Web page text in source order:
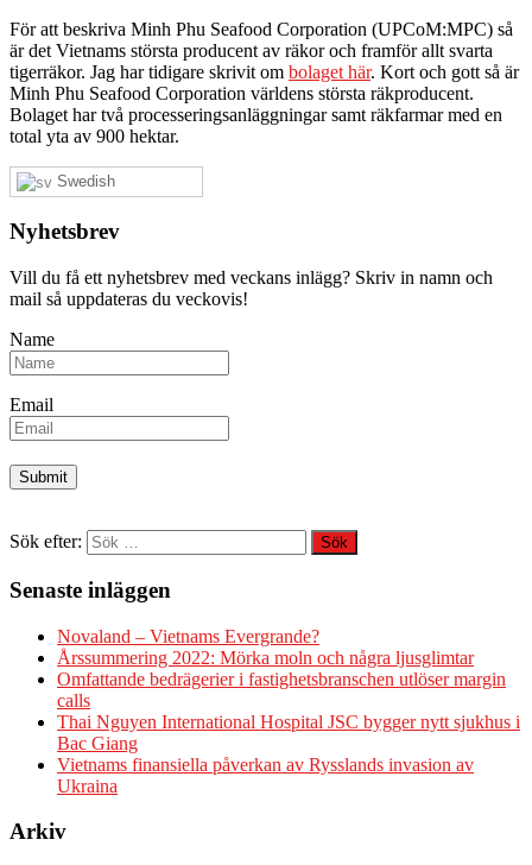
För att beskriva Minh Phu Seafood Corporation (UPCoM:MPC) så
är det Vietnams största producent av räkor och framför allt svarta
tigerräkor. Jag har tidigare skrivit om bolaget här. Kort och gott så är
Minh Phu Seafood Corporation världens största räkproducent.
Bolaget har två processeringsanläggningar samt räkfarmar med en
total yta av 900 hektar.
Swedish
Nyhetsbrev
Vill du få ett nyhetsbrev med veckans inlägg? Skriv in namn och
mail så uppdateras du veckovis!
Name
Email
Sök efter:
Senaste inläggen
Novaland – Vietnams Evergrande?
Årssummering 2022: Mörka moln och några ljusglimtar
Omfattande bedrägerier i fastighetsbranschen utlöser margin
calls
Thai Nguyen International Hospital JSC bygger nytt sjukhus i
Bac Giang
Vietnams finansiella påverkan av Rysslands invasion av
Ukraina
Arkiv